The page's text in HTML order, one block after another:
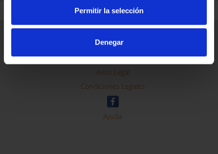
Permitir la selección
Denegar
Contacto
Preguntas Frequentes (FAQs)
Aviso Legal
Condiciones Legales
Ayuda